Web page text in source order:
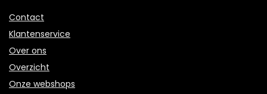
Contact
Klantenservice
Over ons
Overzicht
Onze webshops